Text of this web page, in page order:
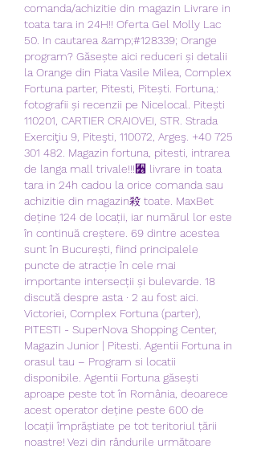
comanda/achizitie din magazin Livrare in
toata tara in 24H!! Oferta Gel Molly Lac
50. In cautarea &amp;#128339; Orange
program? Găsește aici reduceri și detalii
la Orange din Piata Vasile Milea, Complex
Fortuna parter, Pitesti, Pitești. Fortuna,:
fotografii și recenzii pe Nicelocal. Pitești
110201, CARTIER CRAIOVEI, STR. Strada
Exerciţiu 9, Piteşti, 110072, Argeş. +40 725
301 482. Magazin fortuna, pitesti, intrarea
de langa mall trivale!!!﫶 livrare in toata
tara in 24h cadou la orice comanda sau
achizitie din magazin殺 toate. MaxBet
deține 124 de locații, iar numărul lor este
în continuă creștere. 69 dintre acestea
sunt în București, fiind principalele
puncte de atracție în cele mai
importante intersecții și bulevarde. 18
discută despre asta · 2 au fost aici.
Victoriei, Complex Fortuna (parter),
PITESTI - SuperNova Shopping Center,
Magazin Junior | Pitesti. Agentii Fortuna in
orasul tau – Program si locatii
disponibile. Agentii Fortuna găsești
aproape peste tot în România, deoarece
acest operator deține peste 600 de
locații împrăștiate pe tot teritoriul țării
noastre! Vezi din rândurile următoare